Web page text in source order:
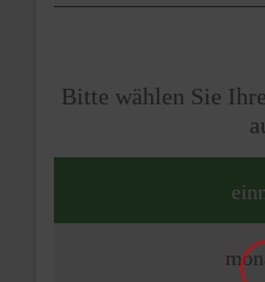
Bitte wählen Sie